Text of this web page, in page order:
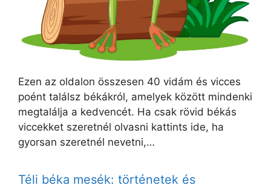
Ezen az oldalon összesen 40 vidám és vicces
poént találsz békákról, amelyek között mindenki
megtalálja a kedvencét. Ha csak rövid békás
viccekket szeretnél olvasni kattints ide, ha
gyorsan szeretnél nevetni,…
Téli béka mesék: történetek és